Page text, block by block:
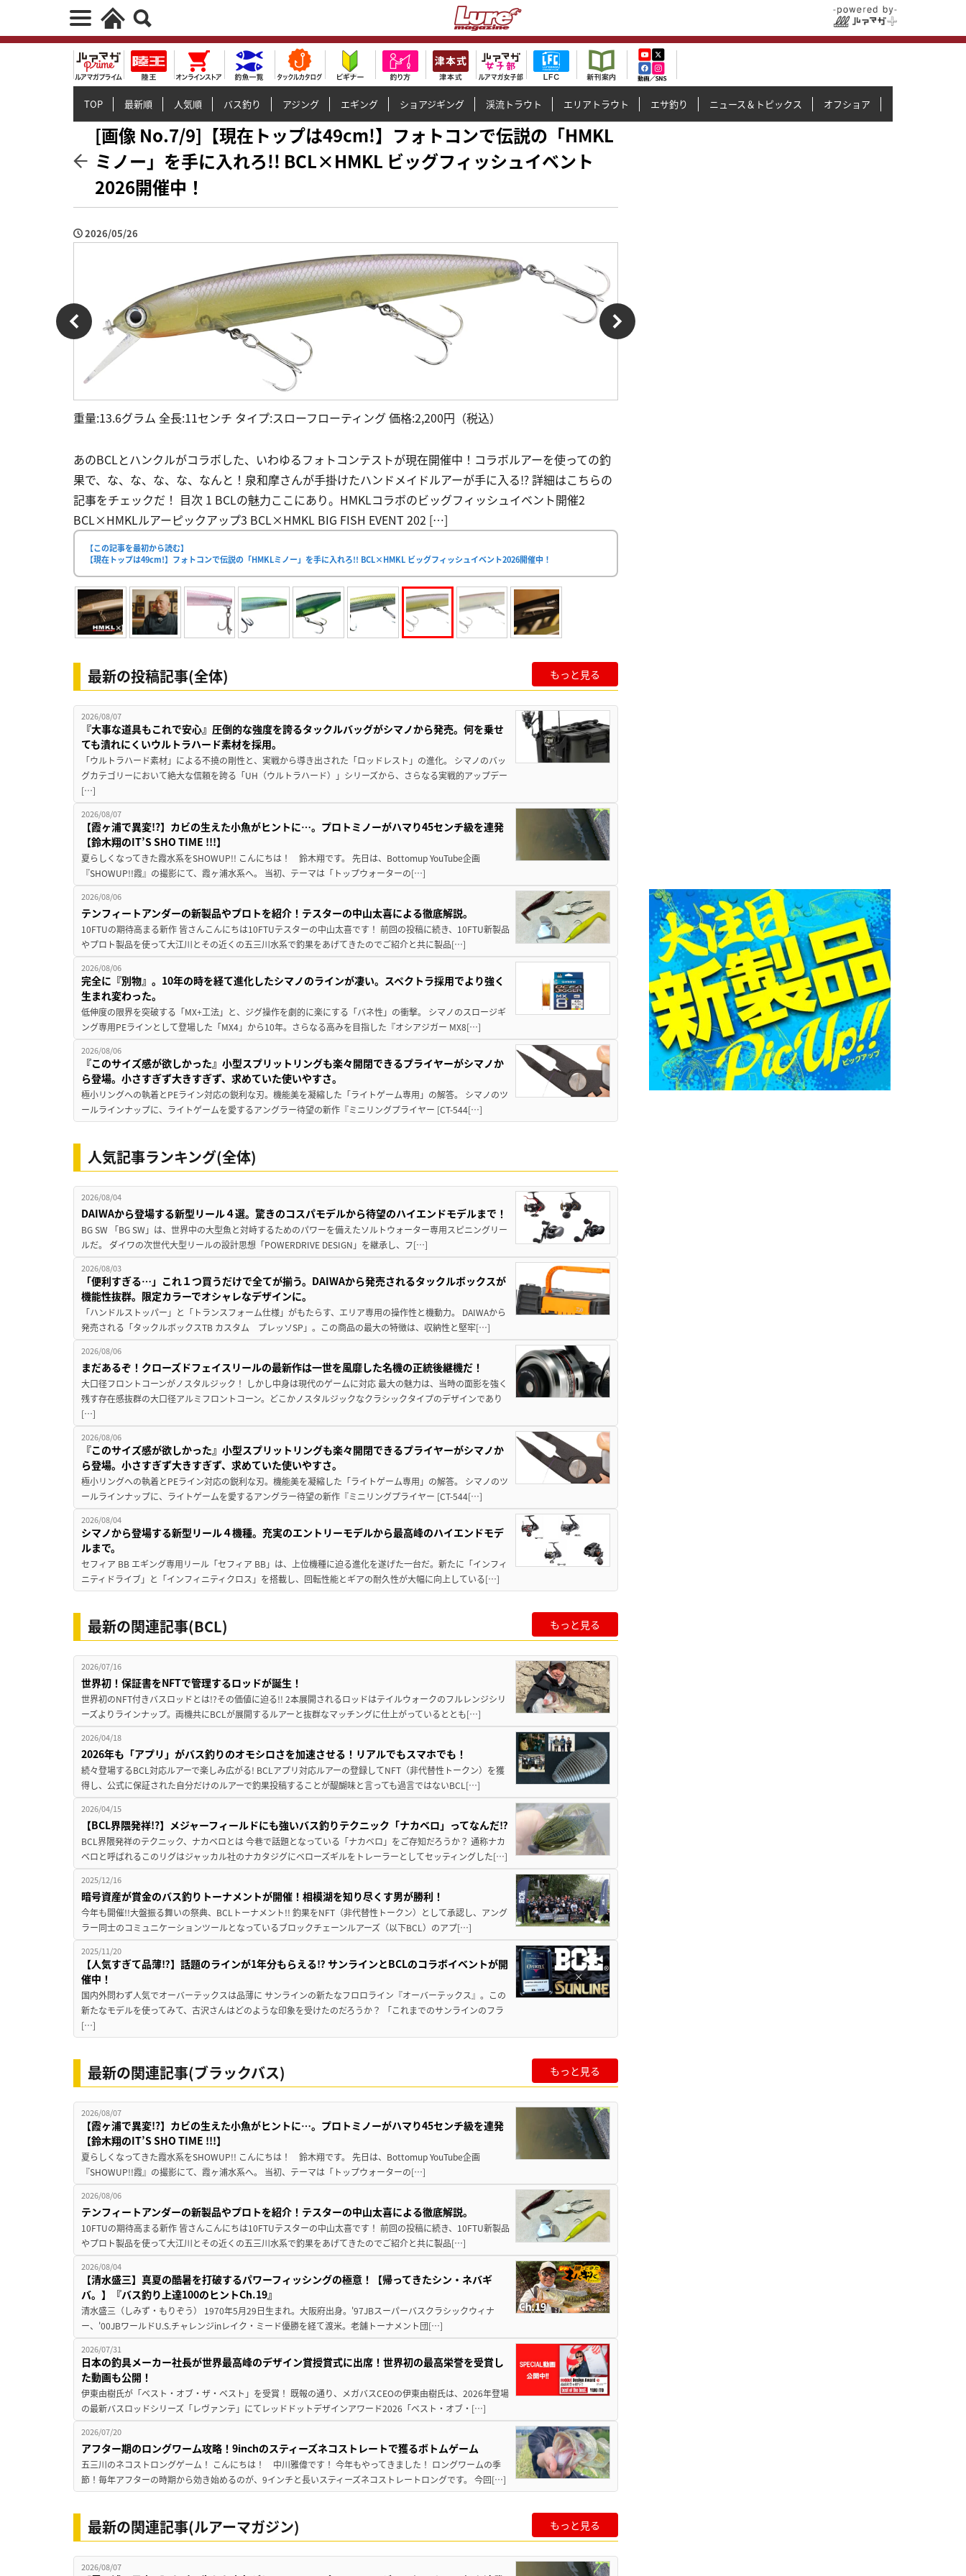
TOP 最新順 人気順 バス釣り アジング エギング ショアジギング 渓流トラウト エリアトラウト エサ釣り ニュース＆トピックス オフショア
[画像 No.7/9]【現在トップは49cm!】フォトコンで伝説の「HMKL
ミノー」を手に入れろ!! BCL×HMKL ビッグフィッシュイベント
2026開催中！
2026/05/26
重量:13.6グラム 全長:11センチ タイプ:スローフローティング 価格:2,200円（税込）
あのBCLとハンクルがコラボした、いわゆるフォトコンテストが現在開催中！コラボルアーを使っての釣
果で、な、な、な、な、なんと！泉和摩さんが手掛けたハンドメイドルアーが手に入る⁉ 詳細はこちらの
記事をチェックだ！ 目次 1 BCLの魅力ここにあり。HMKLコラボのビッグフィッシュイベント開催2
BCL×HMKLルアーピックアップ3 BCL×HMKL BIG FISH EVENT 202 […]
【この記事を最初から読む】
【現在トップは49cm!】フォトコンで伝説の「HMKLミノー」を手に入れろ!! BCL×HMKL ビッグフィッシュイベント2026開催中！
最新の投稿記事(全体) もっと見る
2026/08/07
『大事な道具もこれで安心』圧倒的な強度を誇るタックルバッグがシマノから発売。何を乗せ
ても潰れにくいウルトラハード素材を採用。
「ウルトラハード素材」による不撓の剛性と、実戦から導き出された「ロッドレスト」の進化。 シマノのバッ
グカテゴリーにおいて絶大な信頼を誇る「UH（ウルトラハード）」シリーズから、さらなる実戦的アップデー
[…]
2026/08/07
【霞ヶ浦で異変!?】カビの生えた小魚がヒントに…。プロトミノーがハマり45センチ級を連発
【鈴木翔のIT’S SHO TIME !!!】
夏らしくなってきた霞水系をSHOWUP!! こんにちは！ 鈴木翔です。 先日は、Bottomup YouTube企画
『SHOWUP!!霞』の撮影にて、霞ヶ浦水系へ。 当初、テーマは「トップウォーターの[…]
2026/08/06
テンフィートアンダーの新製品やプロトを紹介！テスターの中山太喜による徹底解説。
10FTUの期待高まる新作 皆さんこんにちは10FTUテスターの中山太喜です！ 前回の投稿に続き、10FTU新製品
やプロト製品を使って大江川とその近くの五三川水系で釣果をあげてきたのでご紹介と共に製品[…]
2026/08/06
完全に『別物』。10年の時を経て進化したシマノのラインが凄い。スペクトラ採用でより強く
生まれ変わった。
低伸度の限界を突破する「MX+工法」と、ジグ操作を劇的に楽にする「バネ性」の衝撃。 シマノのスロージギ
ング専用PEラインとして登場した「MX4」から10年。さらなる高みを目指した『オシアジガー MX8[…]
2026/08/06
『このサイズ感が欲しかった』小型スプリットリングも楽々開閉できるプライヤーがシマノか
ら登場。小さすぎず大きすぎず、求めていた使いやすさ。
極小リングへの執着とPEライン対応の鋭利な刃。機能美を凝縮した「ライトゲーム専用」の解答。 シマノのツ
ールラインナップに、ライトゲームを愛するアングラー待望の新作『ミニリングプライヤー [CT-544[…]
人気記事ランキング(全体)
2026/08/04
DAIWAから登場する新型リール４選。驚きのコスパモデルから待望のハイエンドモデルまで！
BG SW 「BG SW」は、世界中の大型魚と対峙するためのパワーを備えたソルトウォーター専用スピニングリー
ルだ。 ダイワの次世代大型リールの設計思想「POWERDRIVE DESIGN」を継承し、フ[…]
2026/08/03
「便利すぎる…」これ１つ買うだけで全てが揃う。DAIWAから発売されるタックルボックスが
機能性抜群。限定カラーでオシャレなデザインに。
「ハンドルストッパー」と「トランスフォーム仕様」がもたらす、エリア専用の操作性と機動力。 DAIWAから
発売される「タックルボックスTB カスタム プレッソSP」。この商品の最大の特徴は、収納性と堅牢[…]
2026/08/06
まだあるぞ！クローズドフェイスリールの最新作は一世を風靡した名機の正統後継機だ！
大口径フロントコーンがノスタルジック！ しかし中身は現代のゲームに対応 最大の魅力は、当時の面影を強く
残す存在感抜群の大口径アルミフロントコーン。どこかノスタルジックなクラシックタイプのデザインであり
[…]
2026/08/06
『このサイズ感が欲しかった』小型スプリットリングも楽々開閉できるプライヤーがシマノか
ら登場。小さすぎず大きすぎず、求めていた使いやすさ。
極小リングへの執着とPEライン対応の鋭利な刃。機能美を凝縮した「ライトゲーム専用」の解答。 シマノのツ
ールラインナップに、ライトゲームを愛するアングラー待望の新作『ミニリングプライヤー [CT-544[…]
2026/08/04
シマノから登場する新型リール４機種。充実のエントリーモデルから最高峰のハイエンドモデ
ルまで。
セフィア BB エギング専用リール「セフィア BB」は、上位機種に迫る進化を遂げた一台だ。新たに「インフィ
ニティドライブ」と「インフィニティクロス」を搭載し、回転性能とギアの耐久性が大幅に向上している[…]
最新の関連記事(BCL) もっと見る
2026/07/16
世界初！保証書をNFTで管理するロッドが誕生！
世界初のNFT付きバスロッドとは!?その価値に迫る!! 2本展開されるロッドはテイルウォークのフルレンジシリ
ーズよりラインナップ。両機共にBCLが展開するルアーと抜群なマッチングに仕上がっているととも[…]
2026/04/18
2026年も「アプリ」がバス釣りのオモシロさを加速させる！リアルでもスマホでも！
続々登場するBCL対応ルアーで楽しみ広がる! BCLアプリ対応ルアーの登録してNFT（非代替性トークン）を獲
得し、公式に保証された自分だけのルアーで釣果投稿することが醍醐味と言っても過言ではないBCL[…]
2026/04/15
【BCL界隈発祥!?】メジャーフィールドにも強いバス釣りテクニック「ナカベロ」ってなんだ⁉
BCL界隈発祥のテクニック、ナカベロとは 今巷で話題となっている「ナカベロ」をご存知だろうか？ 通称ナカ
ベロと呼ばれるこのリグはジャッカル社のナカタジグにベローズギルをトレーラーとしてセッティングした[…]
2025/12/16
暗号資産が賞金のバス釣りトーナメントが開催！相模湖を知り尽くす男が勝利！
今年も開催!!大盤振る舞いの祭典、BCLトーナメント!! 釣果をNFT（非代替性トークン）として承認し、アング
ラー同士のコミュニケーションツールとなっているブロックチェーンルアーズ（以下BCL）のアプ[…]
2025/11/20
【人気すぎて品薄⁉】話題のラインが1年分もらえる⁉ サンラインとBCLのコラボイベントが開
催中！
国内外問わず人気でオーバーテックスは品薄に サンラインの新たなフロロライン『オーバーテックス』。この
新たなモデルを使ってみて、古沢さんはどのような印象を受けたのだろうか？ 「これまでのサンラインのフラ
[…]
最新の関連記事(ブラックバス) もっと見る
2026/08/07
【霞ヶ浦で異変!?】カビの生えた小魚がヒントに…。プロトミノーがハマり45センチ級を連発
【鈴木翔のIT’S SHO TIME !!!】
夏らしくなってきた霞水系をSHOWUP!! こんにちは！ 鈴木翔です。 先日は、Bottomup YouTube企画
『SHOWUP!!霞』の撮影にて、霞ヶ浦水系へ。 当初、テーマは「トップウォーターの[…]
2026/08/06
テンフィートアンダーの新製品やプロトを紹介！テスターの中山太喜による徹底解説。
10FTUの期待高まる新作 皆さんこんにちは10FTUテスターの中山太喜です！ 前回の投稿に続き、10FTU新製品
やプロト製品を使って大江川とその近くの五三川水系で釣果をあげてきたのでご紹介と共に製品[…]
2026/08/04
【清水盛三】真夏の酷暑を打破するパワーフィッシングの極意！【帰ってきたシン・ネバギ
バ。】『バス釣り上達100のヒントCh.19』
清水盛三（しみず・もりぞう） 1970年5月29日生まれ。大阪府出身。'97JBスーパーバスクラシックウィナ
ー、'00JBワールドU.S.チャレンジinレイク・ミード優勝を経て渡米。老舗トーナメント団[…]
2026/07/31
日本の釣具メーカー社長が世界最高峰のデザイン賞授賞式に出席！世界初の最高栄誉を受賞し
た動画も公開！
伊東由樹氏が「ベスト・オブ・ザ・ベスト」を受賞！ 既報の通り、メガバスCEOの伊東由樹氏は、2026年登場
の最新バスロッドシリーズ「レヴァンテ」にてレッドドットデザインアワード2026「ベスト・オブ・[…]
2026/07/20
アフター期のロングワーム攻略！9inchのスティーズネコストレートで獲るボトムゲーム
五三川のネコストロングゲーム！ こんにちは！ 中川雅偉です！ 今年もやってきました！ ロングワームの季
節！毎年アフターの時期から効き始めるのが、9インチと長いスティーズネコストレートロングです。 今回[…]
最新の関連記事(ルアーマガジン) もっと見る
2026/08/07